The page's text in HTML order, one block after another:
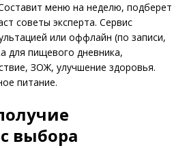
меню на неделю, подберет
советы эксперта. Сервис
или оффлайн (по записи,
для пищевого дневника,
ЗОЖ, улучшение здоровья.
питание.
выбора